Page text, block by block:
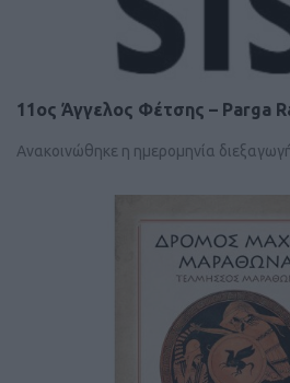
11ος Άγγελος Φέτσης – Parga
Ανακοινώθηκε η ημερομηνία